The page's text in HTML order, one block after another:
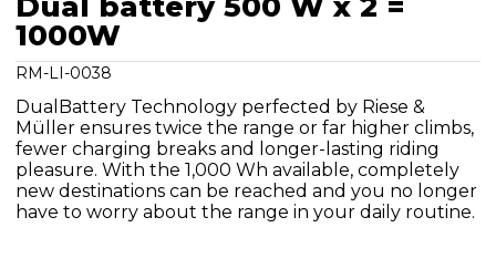
1000W
RM-LI-0038
DualBattery Technology perfected by Riese &
Müller ensures twice the range or far higher climbs,
fewer charging breaks and longer-lasting riding
pleasure. With the 1,000 Wh available, completely
new destinations can be reached and you no longer
have to worry about the range in your daily routine.